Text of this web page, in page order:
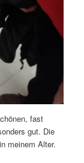
fast
gut. Die
meinem Alter.